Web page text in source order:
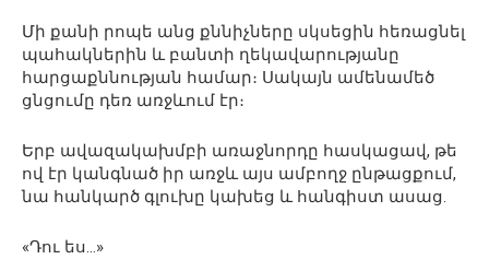
Մի քանի րոպե անց քննիչները սկսեցին հեռացնել
պահակներին և բանտի ղեկավարությանը
հարցաքննության համար։ Սակայն ամենամեծ
ցնցումը դեռ առջևում էր։
Երբ ավազակախմբի առաջնորդը հասկացավ, թե
ով էր կանգնած իր առջև այս ամբողջ ընթացքում,
նա հանկարծ գլուխը կախեց և հանգիստ ասաց.
«Դու ես…»